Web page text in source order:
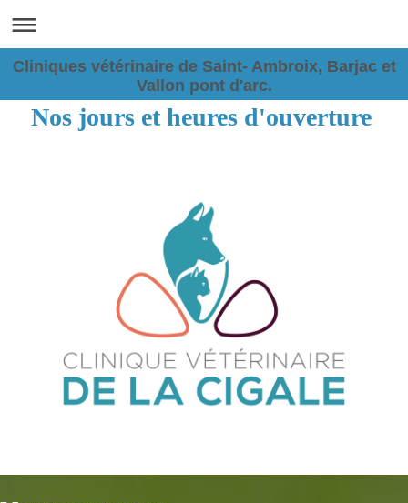
Cliniques vétérinaire de Saint- Ambroix, Barjac et
Vallon pont d'arc.
Nos jours et heures d'ouverture